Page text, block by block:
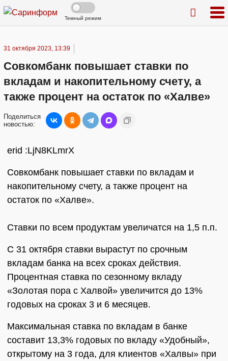
Темный режим
31 октября 2023, 13:39
Совкомбанк повышает ставки по
вкладам и накопительному счету, а
также процент на остаток по «Халве»
Поделиться
новостью:
erid :LjN8KLmrX
Совкомбанк повышает ставки по вкладам и
накопительному счету, а также процент на
остаток по «Халве».
Ставки по всем продуктам увеличатся на 1,5 п.п.
С 31 октября ставки вырастут по срочным
вкладам банка на всех сроках действия.
Процентная ставка по сезонному вкладу
«Золотая пора с Халвой» увеличится до 13%
годовых на сроках 3 и 6 месяцев.
Максимальная ставка по вкладам в банке
составит 13,3% годовых по вкладу «Удобный»,
открытому на 3 года, для клиентов «Халвы» при